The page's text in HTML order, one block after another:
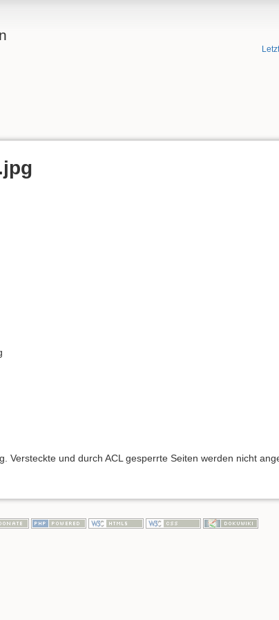
Versteckte und durch ACL gesperrte Seiten werden nicht